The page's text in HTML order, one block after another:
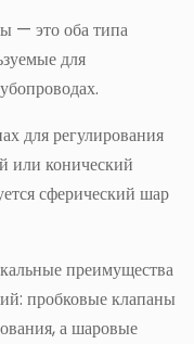
— это оба типа
для
для регулирования
или конический
сферический шар
преимущества
пробковые клапаны
а шаровые